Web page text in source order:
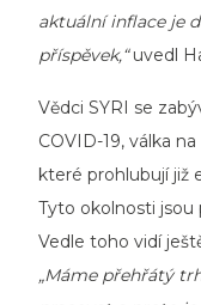
aktuální inflace je
příspěvek,“uvedl
Vědci SYRI se
COVID-19, válka
které prohlubují již
Tyto okolnosti jsou
Vedle toho vidí
„Máme přehřátý